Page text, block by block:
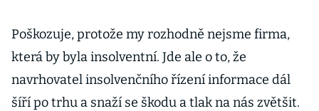
Poškozuje, protože my rozhodně nejsme firma,
která by byla insolventní. Jde ale o to, že
navrhovatel insolvenčního řízení informace dál
šíří po trhu a snaží se škodu a tlak na nás zvětšit.